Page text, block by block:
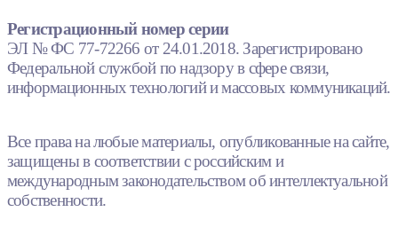
Регистрационный номер серии
ЭЛ № ФС 77-72266 от 24.01.2018. Зарегистрировано
Федеральной службой по надзору в сфере связи,
информационных технологий и массовых коммуникаций.
Все права на любые материалы, опубликованные на сайте,
защищены в соответствии с российским и
международным законодательством об интеллектуальной
собственности.